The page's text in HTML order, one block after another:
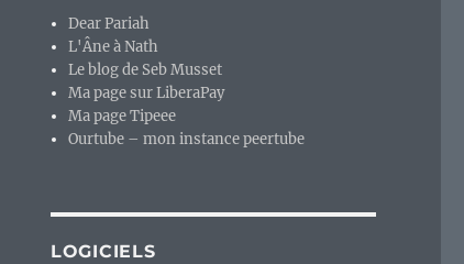
Dear Pariah
L'Âne à Nath
Le blog de Seb Musset
Ma page sur LiberaPay
Ma page Tipeee
Ourtube – mon instance peertube
LOGICIELS